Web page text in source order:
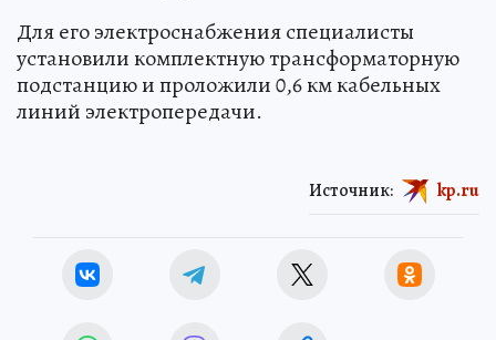
Для его электроснабжения специалисты
установили комплектную трансформаторную
подстанцию и проложили 0,6 км кабельных
линий электропередачи.
Источник: kp.ru